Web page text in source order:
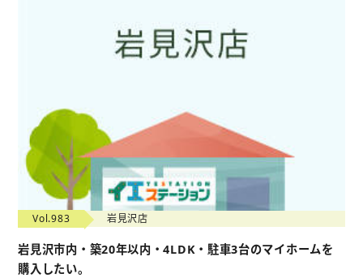
Vol.983 岩見沢店
岩見沢市内・築20年以内・4LDK・駐車3台のマイホームを
購入したい。